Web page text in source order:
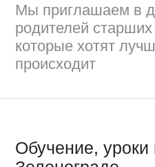
Мы приглашаем в
родителей старших
которые хотят
происходит
Обучение, уроки